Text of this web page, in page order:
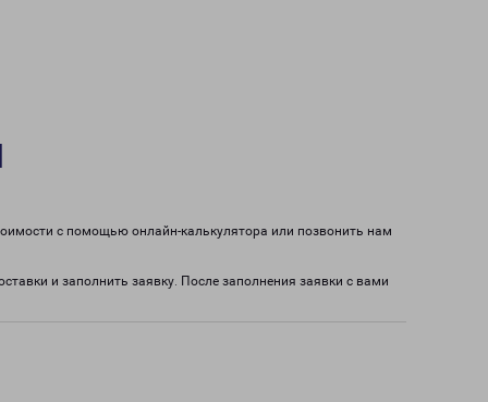
с помощью онлайн-калькулятора или позвонить нам
и заполнить заявку. После заполнения заявки с вами